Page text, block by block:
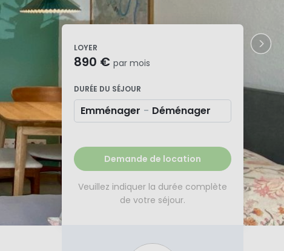
LOYER
890 € par mois
DURÉE DU SÉJOUR
Emménager - Déménager
Demande de location
Veuillez indiquer la durée complète
de votre séjour.